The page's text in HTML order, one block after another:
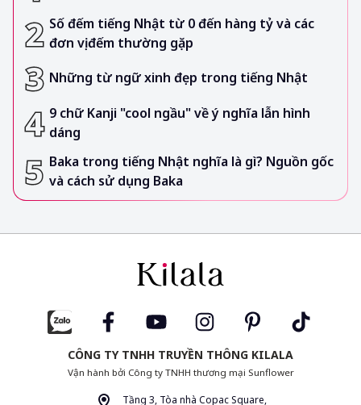
Số đếm tiếng Nhật từ 0 đến hàng tỷ và các
đơn vị đếm thường gặp
Những từ ngữ xinh đẹp trong tiếng Nhật
9 chữ Kanji "cool ngầu" về ý nghĩa lẫn hình
dáng
Baka trong tiếng Nhật nghĩa là gì? Nguồn gốc
và cách sử dụng Baka
CÔNG TY TNHH TRUYỀN THÔNG KILALA
Vận hành bởi Công ty TNHH thương mại Sunflower
Tầng 3, Tòa nhà Copac Square,